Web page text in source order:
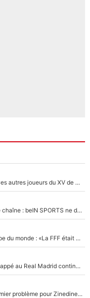
Thomas Ramos ne sera pas le seul à partir : Ces autres joueurs du XV de France pourraient aussi quitter le Stade Toulousain, un club de Top 14 est déjà sur les rangs
Kylian Mbappé et Lamine Yamal changent de chaîne : beIN SPORTS ne digère pas cette décision historique et prédit un fiasco pour la Liga
Didier Deschamps abandonné en pleine Coupe du monde : «La FFF était déjà passée à Zinedine Zidane»
«C'est une fierté» : La signature de Kylian Mbappé au Real Madrid continue de régaler l'Espagne
Michael Olise : Pierre Ménès annonce un premier problème pour Zinedine Zidane en équipe de France